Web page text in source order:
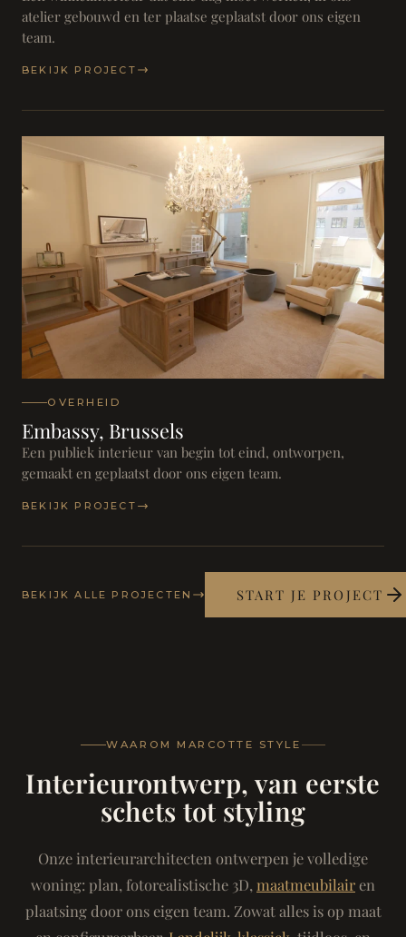
atelier gebouwd en ter plaatse geplaatst door ons eigen
team.
BEKIJK PROJECT
OVERHEID
Embassy, Brussels
Een publiek interieur van begin tot eind, ontworpen,
gemaakt en geplaatst door ons eigen team.
BEKIJK PROJECT
BEKIJK ALLE PROJECTEN START JE PROJECT
WAAROM MARCOTTE STYLE
Interieurontwerp, van eerste
schets tot styling
Onze interieurarchitecten ontwerpen je volledige
woning: plan, fotorealistische 3D, maatmeubilairen
plaatsing door ons eigen team. Zowat alles is op maat